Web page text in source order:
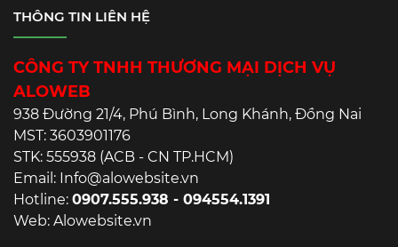
THÔNG TIN LIÊN HỆ
CÔNG TY TNHH THƯƠNG MẠI DỊCH VỤ
ALOWEB
938 Đường 21/4, Phú Bình, Long Khánh, Đồng Nai
MST: 3603901176
STK: 555938 (ACB - CN TP.HCM)
Email: Info@alowebsite.vn
Hotline: 0907.555.938 - 094554.1391
Web: Alowebsite.vn